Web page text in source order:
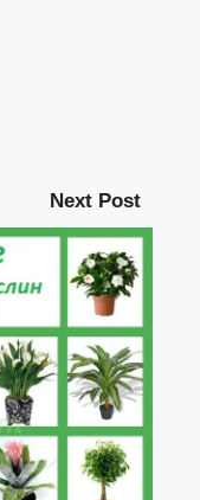
Next Post